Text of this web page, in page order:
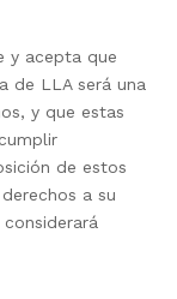
y acepta que
de LLA será una
y que estas
de estos
a su